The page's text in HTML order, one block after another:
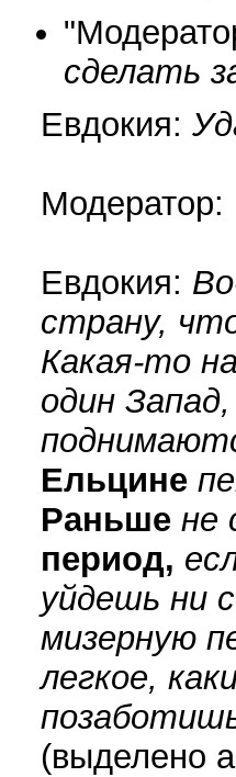
сделать
Евдокия:
Модератор:
Евдокия:
страну,
Какая-то
один
Ельцине
Раньше не
период,
уйдешь ни
мизерную
легкое,
(выделено